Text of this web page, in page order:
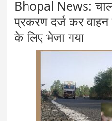
Bhopal News:
प्रकरण दर्ज कर
के लिए भेजा गया